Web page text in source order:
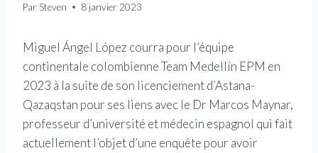
Par Steven 8 janvier 2023
Miguel Ángel López courra pour l’équipe
continentale colombienne Team Medellín EPM en
2023 à la suite de son licenciement d’Astana-
Qazaqstan pour ses liens avec le Dr Marcos Maynar,
professeur d’université et médecin espagnol qui fait
actuellement l’objet d’une enquête pour avoir